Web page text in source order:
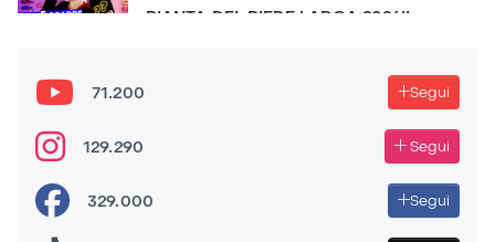
PIANTA DEL PIEDE LARGA 2026!!
DEL 2025
TOP 5 MIGLIORI GUANTI DEL 2025!
71.200 Segui
129.290 Segui
329.000 Segui